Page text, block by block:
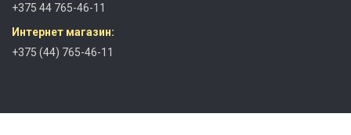
+375 44 765-46-11
Интернет магазин:
+375 (44) 765-46-11